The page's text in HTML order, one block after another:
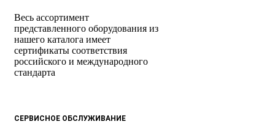
Весь ассортимент
представленного оборудования из
нашего каталога имеет
сертификаты соответствия
российского и международного
стандарта
СЕРВИСНОЕ ОБСЛУЖИВАНИЕ